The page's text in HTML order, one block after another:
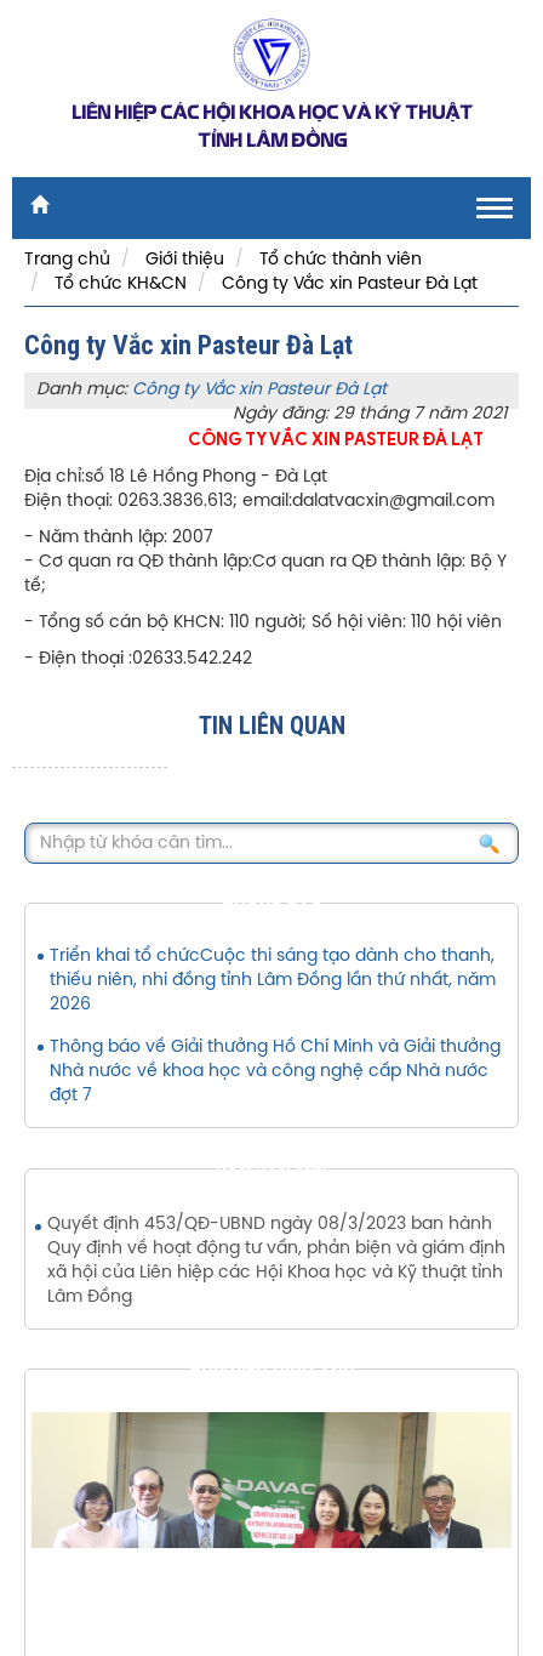
LIÊN HIỆP CÁC HỘI KHOA HỌC VÀ KỸ THUẬT
TỈNH LÂM ĐỒNG
Trang chủ
Giới thiệu
Tổ chức thành viên
Tổ chức KH&CN
Công ty Vắc xin Pasteur Đà Lạt
Công ty Vắc xin Pasteur Đà Lạt
Danh mục: Công ty Vắc xin Pasteur Đà Lạt
Ngày đăng: 29 tháng 7 năm 2021
CÔNG TY VẮC XIN PASTEUR ĐÀ LẠT
Địa chỉ:số 18 Lê Hồng Phong - Đà Lạt
Điện thoại: 0263.3836.613; email:dalatvacxin@gmail.com
- Năm thành lập: 2007
- Cơ quan ra QĐ thành lập:Cơ quan ra QĐ thành lập: Bộ Y
tế;
- Tổng số cán bộ KHCN: 110 người; Số hội viên: 110 hội viên
- Điện thoại :02633.542.242
TIN LIÊN QUAN
THÔNG BÁO
Triển khai tổ chứcCuộc thi sáng tạo dành cho thanh,
thiếu niên, nhi đồng tỉnh Lâm Đồng lần thứ nhất, năm
2026
Thông báo về Giải thưởng Hồ Chí Minh và Giải thưởng
Nhà nước về khoa học và công nghệ cấp Nhà nước
đợt 7
VĂN BẢN MỚI
Quyết định 453/QĐ-UBND ngày 08/3/2023 ban hành
Quy định về hoạt động tư vấn, phản biện và giám định
xã hội của Liên hiệp các Hội Khoa học và Kỹ thuật tỉnh
Lâm Đồng
THƯ VIỆN HÌNH ẢNH